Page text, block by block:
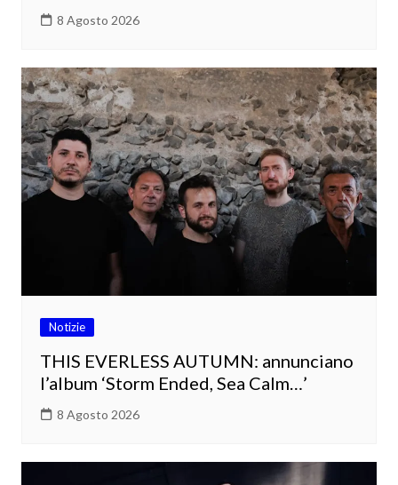
8 Agosto 2026
Notizie
THIS EVERLESS AUTUMN: annunciano
l’album ‘Storm Ended, Sea Calm…’
8 Agosto 2026